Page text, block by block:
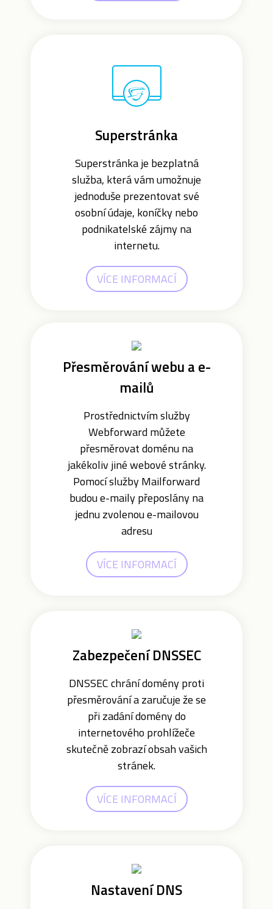
Superstránka
Superstránka je bezplatná
služba, která vám umožnuje
jednoduše prezentovat své
osobní údaje, koníčky nebo
podnikatelské zájmy na
internetu.
VÍCE INFORMACÍ
Přesměrování webu a e-
mailů
Prostřednictvím služby
Webforward můžete
přesměrovat doménu na
jakékoliv jiné webové stránky.
Pomocí služby Mailforward
budou e-maily přeposlány na
jednu zvolenou e-mailovou
adresu
VÍCE INFORMACÍ
Zabezpečení DNSSEC
DNSSEC chrání domény proti
přesměrování a zaručuje že se
při zadání domény do
internetového prohlížeče
skutečně zobrazí obsah vašich
stránek.
VÍCE INFORMACÍ
Nastavení DNS